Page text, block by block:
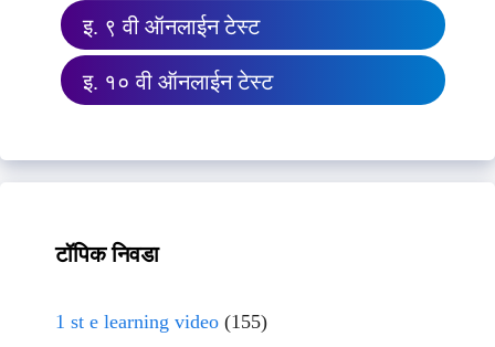
इ. ९ वी ऑनलाईन टेस्ट
इ. १० वी ऑनलाईन टेस्ट
टॉपिक निवडा
1 st e learning video (155)